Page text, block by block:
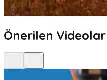
Önerilen Videolar